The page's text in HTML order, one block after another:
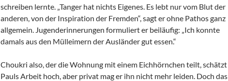
schreiben lernte. „Tanger hat nichts Eigenes. Es lebt nur vom Blut der
anderen, von der Inspiration der Fremden“, sagt er ohne Pathos ganz
allgemein. Jugenderinnerungen formuliert er beiläufig: „Ich konnte
damals aus den Mülleimern der Ausländer gut essen.“
Choukri also, der die Wohnung mit einem Eichhörnchen teilt, schätzt
Pauls Arbeit hoch, aber privat mag er ihn nicht mehr leiden. Doch das